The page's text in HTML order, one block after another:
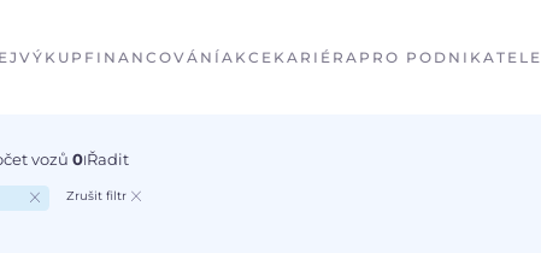
VÝKUP FINANCOVÁNÍAKCE KARIÉRA PRO PODNIKATELE
vozů 0IŘadit
Zrušit filtr